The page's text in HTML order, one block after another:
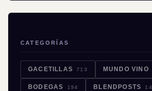
CATEGORÍAS
GACETILLAS 713 MUNDO VINO
BODEGAS 194 BLENDPOSTS